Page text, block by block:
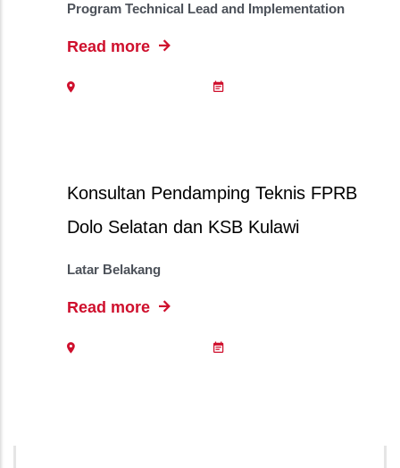
Program Technical Lead and Implementation
Read more
Konsultan Pendamping Teknis FPRB
Dolo Selatan dan KSB Kulawi
Latar Belakang
Read more